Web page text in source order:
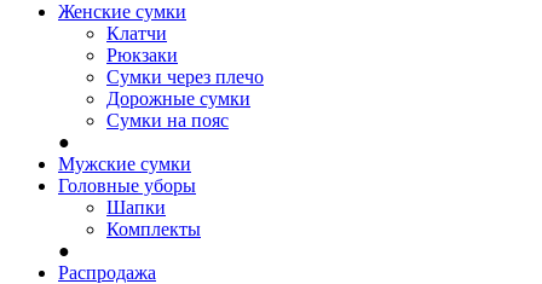
Женские сумки
Клатчи
Рюкзаки
Сумки через плечо
Дорожные сумки
Сумки на пояс
●
Мужские сумки
Головные уборы
Шапки
Комплекты
●
Распродажа